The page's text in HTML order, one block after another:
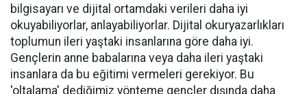
bilgisayarı ve dijital ortamdaki verileri daha iyi
okuyabiliyorlar, anlayabiliyorlar. Dijital okuryazarlıkları
toplumun ileri yaştaki insanlarına göre daha iyi.
Gençlerin anne babalarına veya daha ileri yaştaki
insanlara da bu eğitimi vermeleri gerekiyor. Bu
'oltalama' dediğimiz yönteme gençler dışında daha